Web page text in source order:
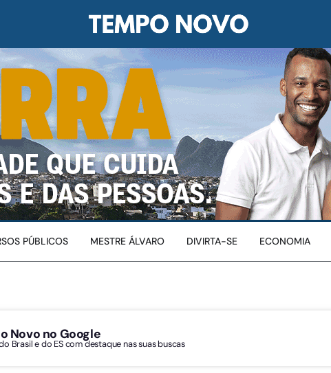
PÚBLICOS MESTRE ÁLVARO DIVIRTA-SE ECONOMIA
Novo no Google
Brasil e do ES com destaque nas suas buscas